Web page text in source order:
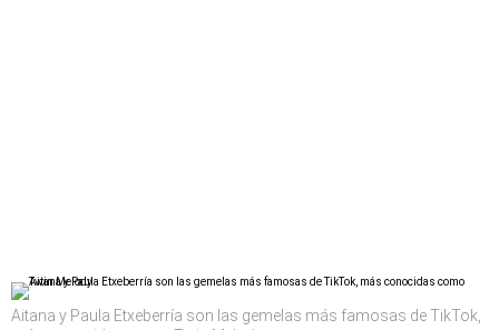
Aitana y Paula Etxeberría son las gemelas más famosas de TikTok,